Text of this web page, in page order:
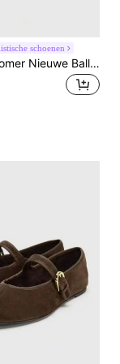
schoenen
2026 Lente/Zomer Nieuwe Balletspatens met Strikdecoratie voor Dames